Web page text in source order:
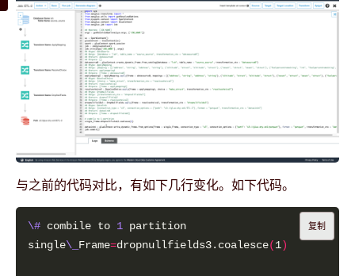
与之前的代码对比，有如下几行变化。如下代码。
\# combile to 1
single\_ Frame=dropnullfields3.coalesce(1)
复制